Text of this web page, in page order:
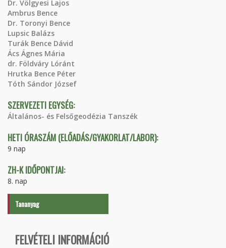
Dr. Völgyesi Lajos
Ambrus Bence
Dr. Toronyi Bence
Lupsic Balázs
Turák Bence Dávid
Ács Ágnes Mária
dr. Földváry Lóránt
Hrutka Bence Péter
Tóth Sándor József
SZERVEZETI EGYSÉG:
Általános- és Felsőgeodézia Tanszék
HETI ÓRASZÁM (ELŐADÁS/GYAKORLAT/LABOR):
9 nap
ZH-K IDŐPONTJAI:
8. nap
Tananyag
FELVÉTELI INFORMÁCIÓ